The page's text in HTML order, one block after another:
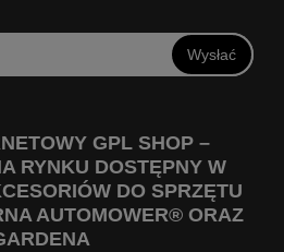
Wysłać
GPL SHOP –
RYNKU DOSTĘPNY W
DO SPRZĘTU
AUTOMOWER® ORAZ